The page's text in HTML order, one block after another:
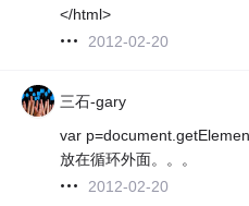
</html>
2012-02-20
三石-gary
var
放在循环外面。。。
2012-02-20